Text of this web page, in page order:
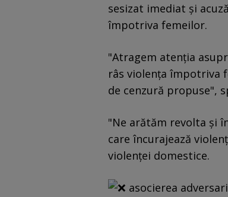
sesizat imediat şi
împotriva femeilor.
"Atragem atenția
râs violența împotriva
de cenzură propuse",
"Ne arătăm revolta și
care încurajează
violenței domestice.
asocierea